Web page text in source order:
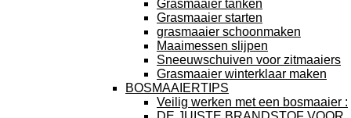
Grasmaaier tanken
Grasmaaier starten
grasmaaier schoonmaken
Maaimessen slijpen
Sneeuwschuiven voor zitmaaiers
Grasmaaier winterklaar maken
BOSMAAIERTIPS
Veilig werken met een bosmaaier :